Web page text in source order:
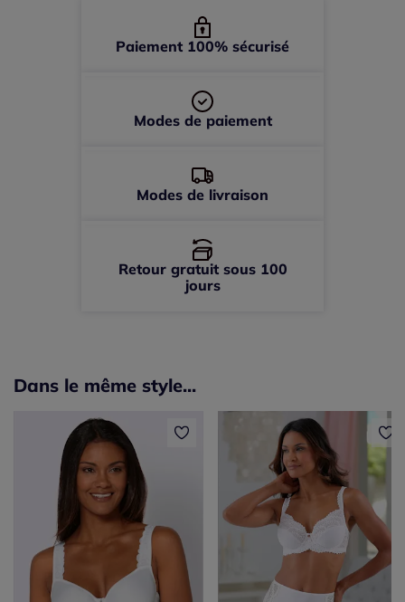
Paiement 100% sécurisé
Modes de paiement
Modes de livraison
Retour gratuit sous 100
jours
Dans le même style...